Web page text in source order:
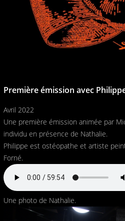
Première émission avec
Avril 2022
Une première émission animée par
individu en présence de Nathalie.
Philippe est ostéopathe et artiste
Forné.
Une photo de Nathalie.